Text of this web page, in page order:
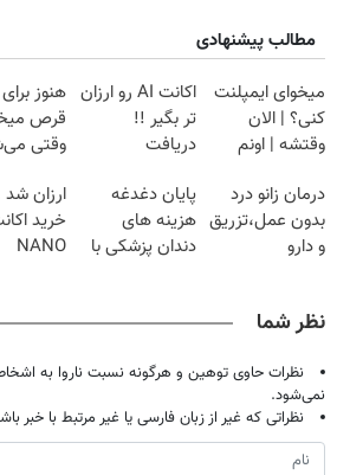
مطالب پیشنهادی
میخوای ایمپلنت
کنی؟ | الان
وقتشه | اونم
میلیون تومان!!!
اکانت AI رو ارزان
تر بگیر !!
دریافت
هنوز برای
قرص
وقتی
درمانش
درمان زانو درد
بدون عمل،تزریق
و دارو
پایان دغدغه
هزینه های
دندان پزشکی با
ارزان
خرید
NANO
نظر شما
نظرات حاوی توهین و هرگونه نسبت ناروا به
نمی‌شود.
نظراتی که غیر از زبان فارسی یا غیر مرتبط با خبر